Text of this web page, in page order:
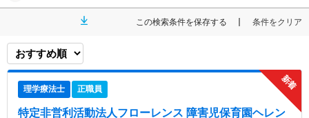
この検索条件を保存する 条件をクリア
理学療法士 正職員
特定非営利活動法人フローレンス 障害児保育園ヘレン